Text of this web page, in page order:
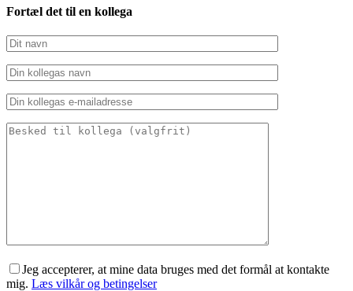
Fortæl det til en kollega
Jeg accepterer, at mine data bruges med det formål at kontakte
mig. Læs vilkår og betingelser